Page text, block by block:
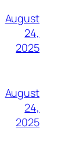
August
24,
2025
August
24,
2025